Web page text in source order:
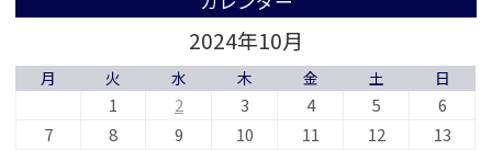
2024年10月
月 火 水 木 金 土 日
1 2 3 4 5
6
7
8 9 10 11 12
13